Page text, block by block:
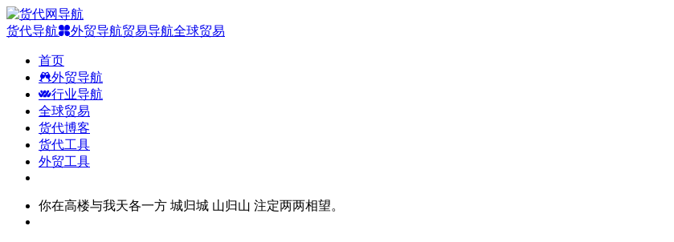
货代导航 外贸导航贸易导航全球贸易
首页
外贸导航
行业导航
全球贸易
货代博客
货代工具
外贸工具
你在高楼与我天各一方 城归城 山归山 注定两两相望。